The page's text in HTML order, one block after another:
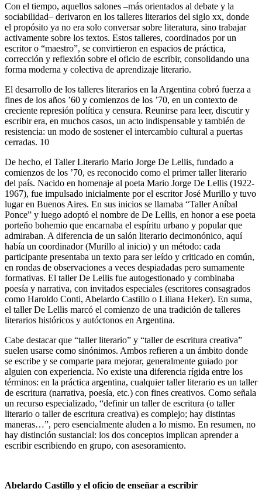
Con el tiempo, aquellos salones –más orientados al debate y la
sociabilidad– derivaron en los talleres literarios del siglo xx, donde
el propósito ya no era solo conversar sobre literatura, sino trabajar
activamente sobre los textos. Estos talleres, coordinados por un
escritor o “maestro”, se convirtieron en espacios de práctica,
corrección y reflexión sobre el oficio de escribir, consolidando una
forma moderna y colectiva de aprendizaje literario.
El desarrollo de los talleres literarios en la Argentina cobró fuerza a
fines de los años ’60 y comienzos de los ’70, en un contexto de
creciente represión política y censura. Reunirse para leer, discutir y
escribir era, en muchos casos, un acto indispensable y también de
resistencia: un modo de sostener el intercambio cultural a puertas
cerradas. 10
De hecho, el Taller Literario Mario Jorge De Lellis, fundado a
comienzos de los ’70, es reconocido como el primer taller literario
del país. Nacido en homenaje al poeta Mario Jorge De Lellis (1922-
1967), fue impulsado inicialmente por el escritor José Murillo y tuvo
lugar en Buenos Aires. En sus inicios se llamaba “Taller Aníbal
Ponce” y luego adoptó el nombre de De Lellis, en honor a ese poeta
porteño bohemio que encarnaba el espíritu urbano y popular que
admiraban. A diferencia de un salón literario decimonónico, aquí
había un coordinador (Murillo al inicio) y un método: cada
participante presentaba un texto para ser leído y criticado en común,
en rondas de observaciones a veces despiadadas pero sumamente
formativas. El taller De Lellis fue autogestionado y combinaba
poesía y narrativa, con invitados especiales (escritores consagrados
como Haroldo Conti, Abelardo Castillo o Liliana Heker). En suma,
el taller De Lellis marcó el comienzo de una tradición de talleres
literarios históricos y autóctonos en Argentina.
Cabe destacar que “taller literario” y “taller de escritura creativa”
suelen usarse como sinónimos. Ambos refieren a un ámbito donde
se escribe y se comparte para mejorar, generalmente guiado por
alguien con experiencia. No existe una diferencia rígida entre los
términos: en la práctica argentina, cualquier taller literario es un taller
de escritura (narrativa, poesía, etc.) con fines creativos. Como señala
un recurso especializado, “definir un taller de escritura (o taller
literario o taller de escritura creativa) es complejo; hay distintas
maneras…”, pero esencialmente aluden a lo mismo. En resumen, no
hay distinción sustancial: los dos conceptos implican aprender a
escribir escribiendo en grupo, con asesoramiento.
Abelardo Castillo y el oficio de enseñar a escribir